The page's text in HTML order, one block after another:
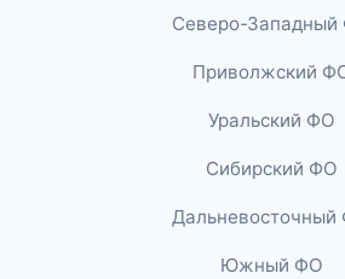
Северо-
Приволжский
Уральский ФО
Сибирский ФО
Южный ФО